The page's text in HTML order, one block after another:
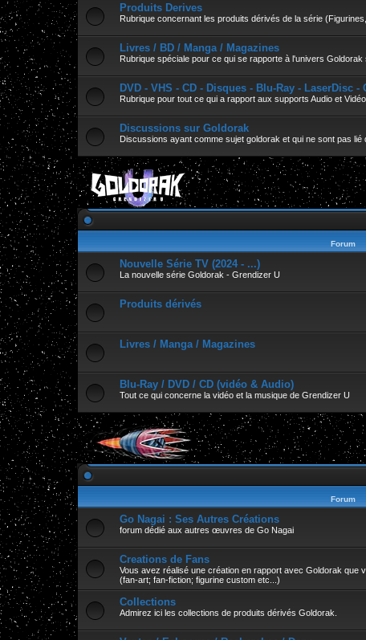
Produits Derives
Rubrique concernant les produits dérivés de la série
Livres / BD / Manga / Magazines
Rubrique spéciale pour ce qui se rapporte à l'univers Goldorak
DVD - VHS - CD - Disques - Blu-Ray - LaserDisc
Rubrique pour tout ce qui a rapport aux supports Audio et Vidéo
Discussions sur Goldorak
Discussions ayant comme sujet goldorak et qui ne sont pas
Forum
Nouvelle Série TV (2024 - ...)
La nouvelle série Goldorak - Grendizer U
Produits dérivés
Livres / Manga / Magazines
Blu-Ray / DVD / CD (vidéo & Audio)
Tout ce qui concerne la vidéo et la musique de Grendizer U
Forum
Go Nagai : Ses Autres Créations
forum dédié aux autres œuvres de Go Nagai
Creations de Fans
Vous avez réalisé une création en rapport avec Goldorak que
(fan-art; fan-fiction; figurine custom etc...)
Collections
Admirez ici les collections de produits dérivés Goldorak.